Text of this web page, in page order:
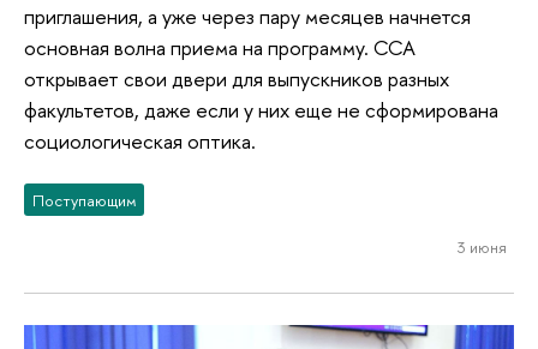
приглашения, а уже через пару месяцев начнется
основная волна приема на программу. ССА
открывает свои двери для выпускников разных
факультетов, даже если у них еще не сформирована
социологическая оптика.
Поступающим
3 июня